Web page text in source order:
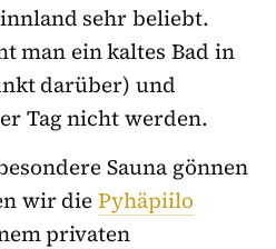
sehr beliebt.
man ein kaltes Bad in
darüber) und
Tag nicht werden.
Sauna gönnen
wir diePyhäpiilo
privaten